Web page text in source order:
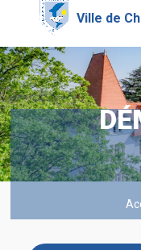
content